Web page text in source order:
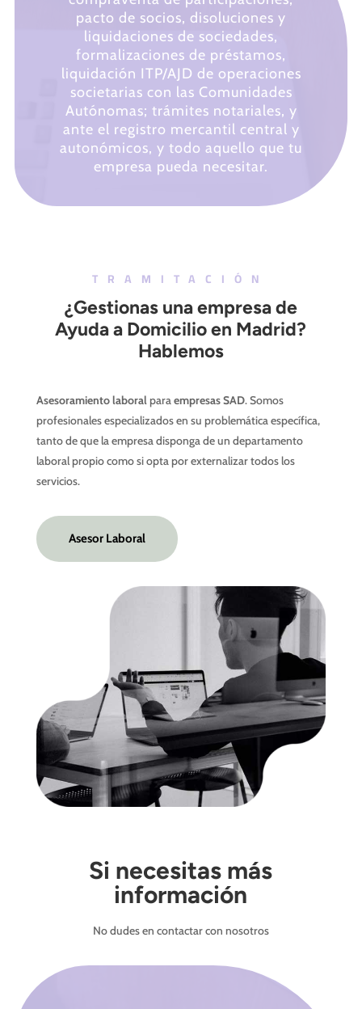
pacto de socios, disoluciones y
liquidaciones de sociedades,
formalizaciones de préstamos,
liquidación ITP/AJD de operaciones
societarias con las Comunidades
Autónomas; trámites notariales, y
ante el registro mercantil central y
autonómicos, y todo aquello que tu
empresa pueda necesitar.
TRAMITACIÓN
¿Gestionas una empresa de
Ayuda a Domicilio en Madrid?
Hablemos
Asesoramiento laboralparaempresas SAD. Somos
profesionales especializados en su problemática específica,
tanto de que la empresa disponga de un departamento
laboral propio como si opta por externalizar todos los
servicios.
Asesor Laboral
Si necesitas más
información
No dudes en contactar con nosotros